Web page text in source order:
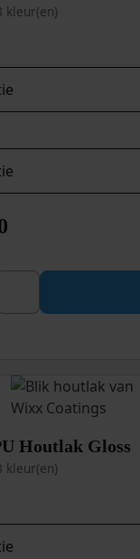
kleur(en)
Satin aantal
Houtlak Gloss
kleur(en)